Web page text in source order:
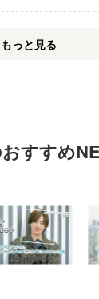
もっと見る
すすめ